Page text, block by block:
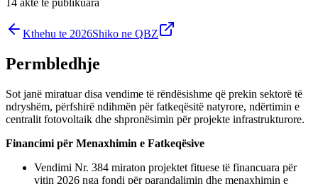
Kthehu te 2026Shiko ne QBZ
Permbledhje
Sot janë miratuar disa vendime të rëndësishme që prekin sektorë të
ndryshëm, përfshirë ndihmën për fatkeqësitë natyrore, ndërtimin e
centralit fotovoltaik dhe shpronësimin për projekte infrastrukturore.
Financimi për Menaxhimin e Fatkeqësive
Vendimi Nr. 384 miraton projektet fituese të financuara për
vitin 2026 nga fondi për parandalimin dhe menaxhimin e